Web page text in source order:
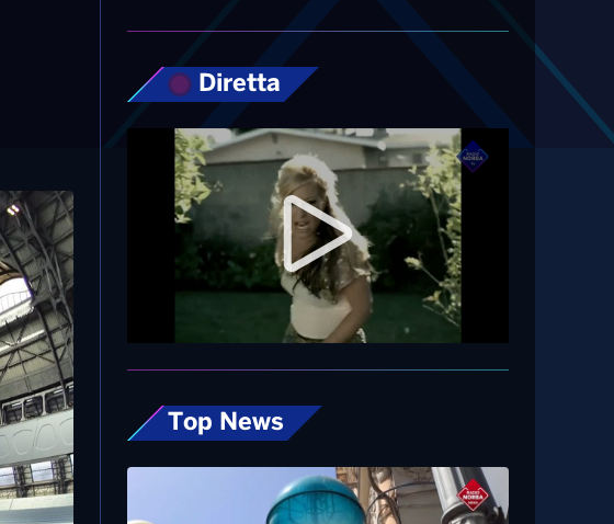
Diretta
Top News